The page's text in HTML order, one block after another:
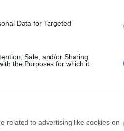
Data for Targeted
Sale, and/or Sharing
the Purposes for which it
related to advertising like cookies on